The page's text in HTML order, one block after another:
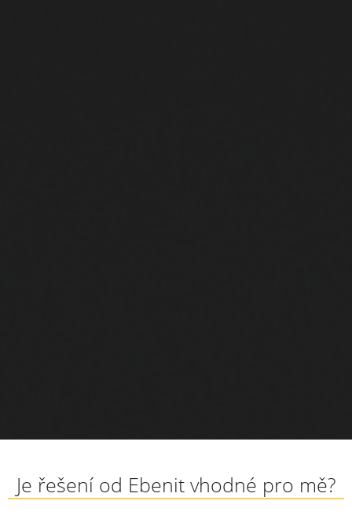
Je řešení od Ebenit vhodné pro mě?